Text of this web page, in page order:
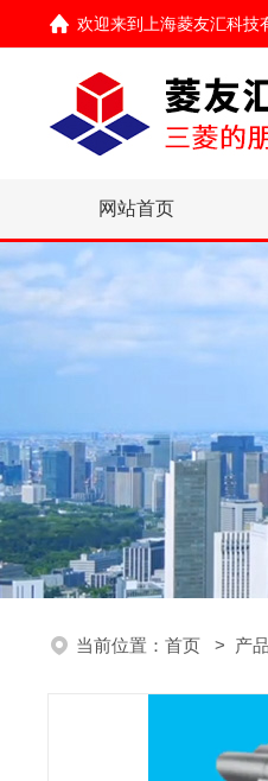
欢迎来到 上海菱友汇科
网站首页
当前位置： 首页 > 产